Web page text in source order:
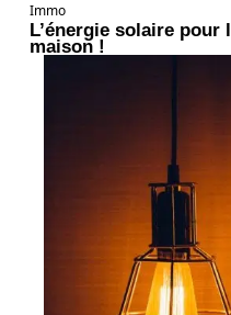
Immo
L’énergie solaire pour
maison !